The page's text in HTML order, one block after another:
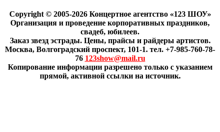
Copyright © 2005-2026 Концертное агентство «123 ШОУ»
Организация и проведение корпоративных праздников,
свадеб, юбилеев.
Заказ звезд эстрады. Цены, прайсы и райдеры артистов.
Москва, Волгоградский проспект, 101-1. тел. +7-985-760-78-
76 123show@mail.ru
Копирование информации разрешено только с указанием
прямой, активной ссылки на источник.